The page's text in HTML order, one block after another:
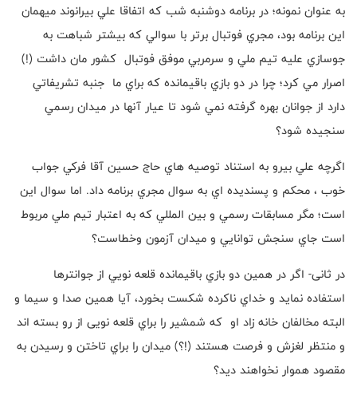
به عنوان نمونه؛ در برنامه دوشنبه شب كه اتفاقا علي بيرانوند ميهمان
اين برنامه بود، مجري فوتبال برتر با سوالي كه بيشتر شباهت به
جوسازي عليه تيم ملي و سرمربي موفق فوتبال كشور مان داشت (!)
اصرار مي كرد؛ چرا در دو بازي باقيمانده كه براي ما جنبه تشريفاتي
دارد از جوانان بهره گرفته نمي شود تا عيار آنها در ميدان رسمي
سنجيده شود؟
اگرچه علي بيرو به استناد توصيه هاي حاج حسين آقا فركي جواب
خوب ، محكم و پسنديده اي به سوال مجري برنامه داد. اما سوال اين
است؛ مگر مسابقات رسمي و بين المللي كه به اعتبار تيم ملي مربوط
است جاي سنجش توانايي و ميدان آزمون وخطاست؟
در ثانی- اگر در همين دو بازي باقيمانده قلعه نویي از جوانترها
استفاده نمايد و خداي ناكرده شكست بخورد، آيا همين صدا و سیما و
البته مخالفان خانه زاد او كه شمشير را براي قلعه نویی از رو بسته اند
و منتظر لغزش و فرصت هستند (!؟) ميدان را براي تاختن و رسيدن به
مقصود هموار نخواهند ديد؟